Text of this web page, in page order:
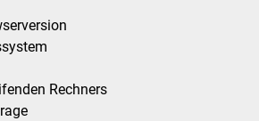
Rechners